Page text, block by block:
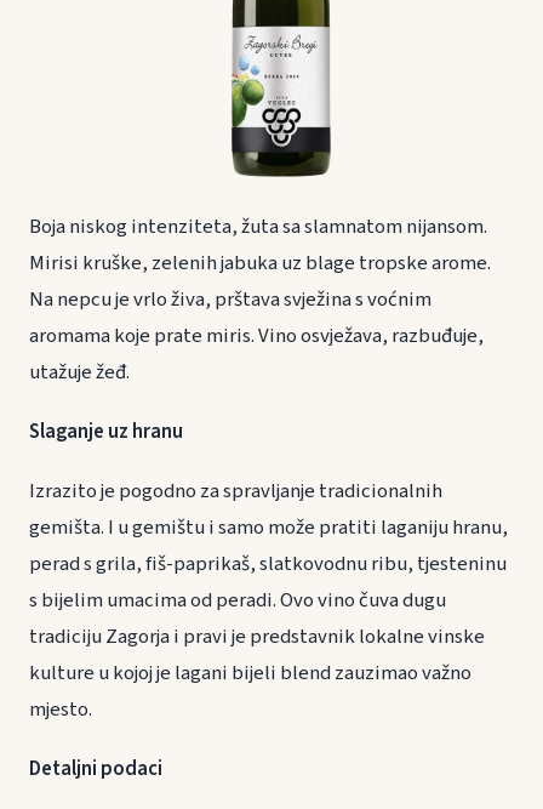
Boja niskog intenziteta, žuta sa slamnatom nijansom.
Mirisi kruške, zelenih jabuka uz blage tropske arome.
Na nepcu je vrlo živa, prštava svježina s voćnim
aromama koje prate miris. Vino osvježava, razbuđuje,
utažuje žeđ.
Slaganje uz hranu
Izrazito je pogodno za spravljanje tradicionalnih
gemišta. I u gemištu i samo može pratiti laganiju hranu,
perad s grila, fiš-paprikaš, slatkovodnu ribu, tjesteninu
s bijelim umacima od peradi. Ovo vino čuva dugu
tradiciju Zagorja i pravi je predstavnik lokalne vinske
kulture u kojoj je lagani bijeli blend zauzimao važno
mjesto.
Detaljni podaci